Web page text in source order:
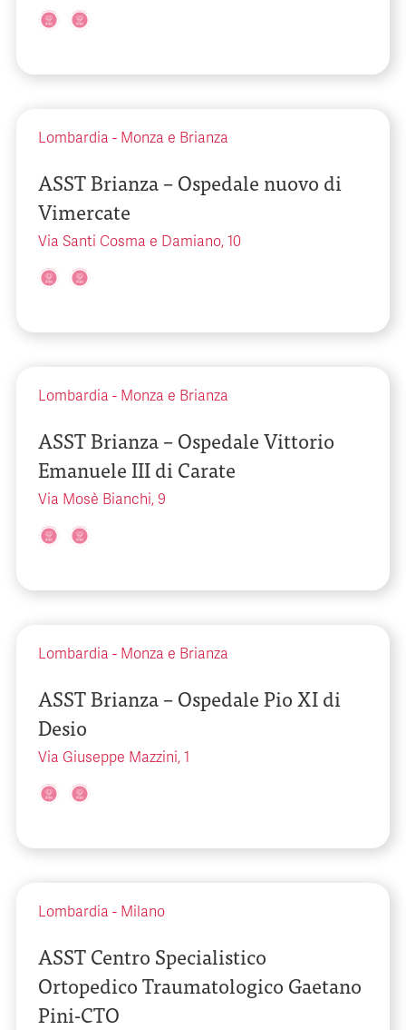
Lombardia - Monza e Brianza
ASST Brianza – Ospedale nuovo di
Vimercate
Via Santi Cosma e Damiano, 10
Lombardia - Monza e Brianza
ASST Brianza – Ospedale Vittorio
Emanuele III di Carate
Via Mosè Bianchi, 9
Lombardia - Monza e Brianza
ASST Brianza – Ospedale Pio XI di
Desio
Via Giuseppe Mazzini, 1
Lombardia - Milano
ASST Centro Specialistico
Ortopedico Traumatologico Gaetano
Pini-CTO